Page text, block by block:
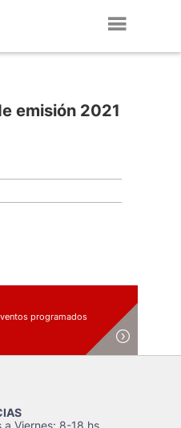
emisión 2021
programados
Viernes: 8-18 hs